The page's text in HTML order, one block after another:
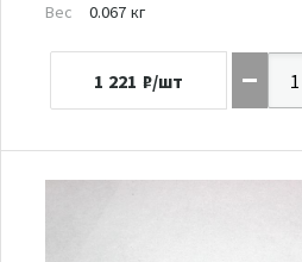
Вес
0.067 кг
1 221 ₽/шт